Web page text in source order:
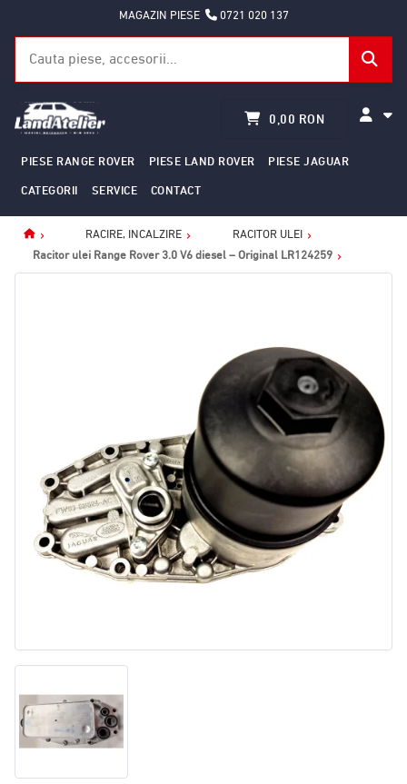
MAGAZIN PIESE 0721 020 137
0,00 RON
PIESE RANGE ROVER PIESE LAND ROVER PIESE JAGUAR
CATEGORII SERVICE CONTACT
Home
RACIRE, INCALZIRE
RACITOR ULEI
Racitor ulei Range Rover 3.0 V6 diesel – Original LR124259